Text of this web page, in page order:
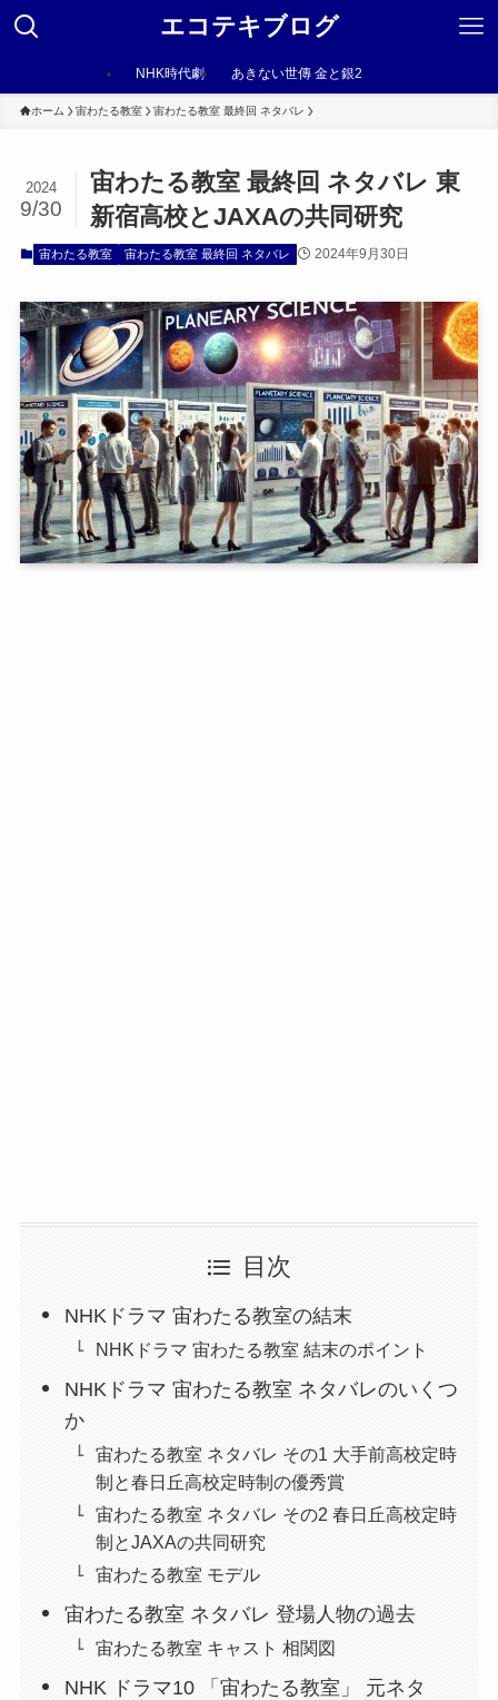
エコテキブログ
NHK時代劇 あきない世傳 金と銀2
ホーム 宙わたる教室 宙わたる教室 最終回 ネタバレ
宙わたる教室 最終回 ネタバレ 東
新宿高校とJAXAの共同研究
2024
9/30
宙わたる教室 宙わたる教室 最終回 ネタバレ 2024年9月30日
目次
NHKドラマ 宙わたる教室の結末
NHKドラマ 宙わたる教室 結末のポイント
NHKドラマ 宙わたる教室 ネタバレのいくつ
か
宙わたる教室 ネタバレ その1 大手前高校定時
制と春日丘高校定時制の優秀賞
宙わたる教室 ネタバレ その2 春日丘高校定時
制とJAXAの共同研究
宙わたる教室 モデル
宙わたる教室 ネタバレ 登場人物の過去
宙わたる教室 キャスト 相関図
NHK ドラマ10 「宙わたる教室」 元ネタ